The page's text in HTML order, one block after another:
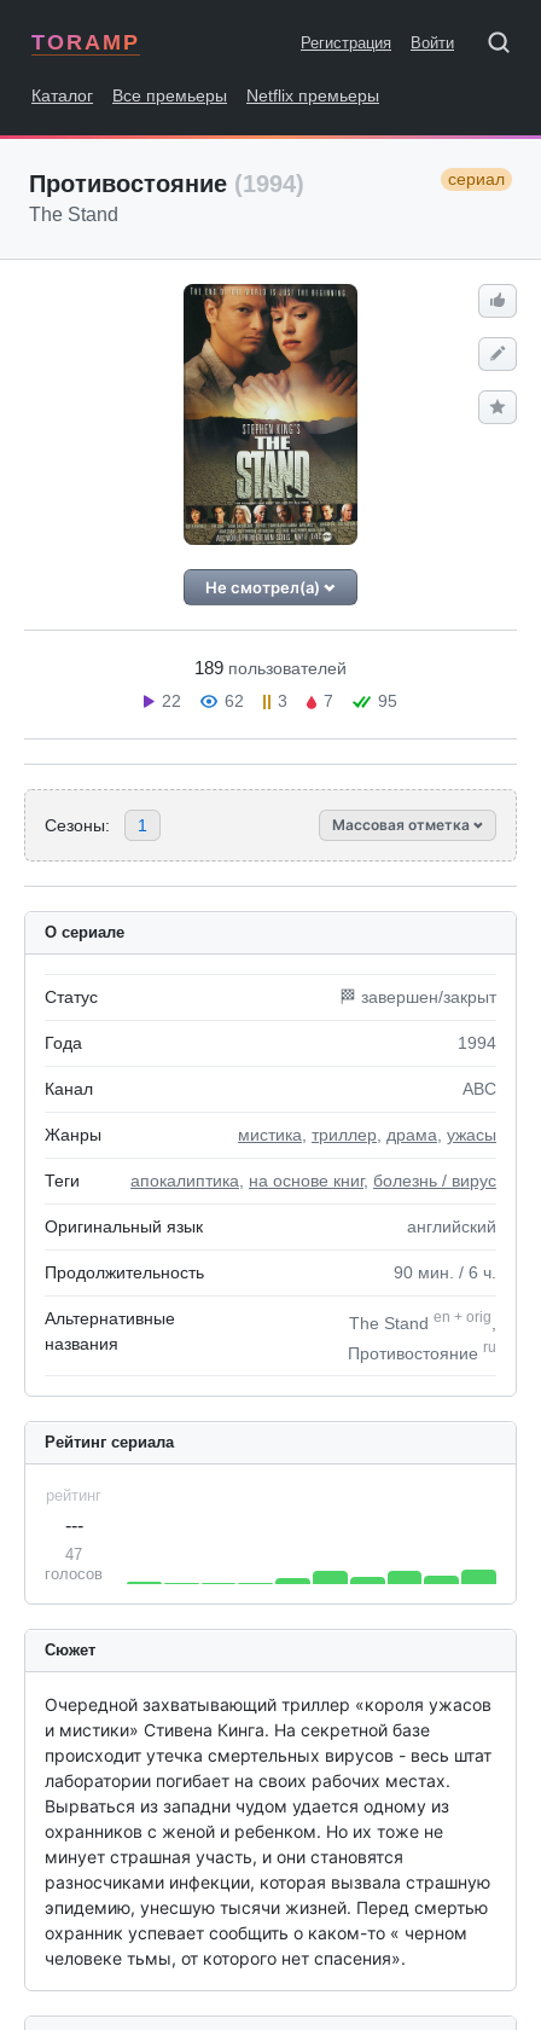
TORAMP Регистрация Войти
Каталог Все премьеры Netflix премьеры
Противостояние (1994) сериал
The Stand
Не смотрел(а)
189 пользователей
22
62 3 7 95
Сезоны: 1 Массовая отметка
О сериале
Статус 🏁 завершен/закрыт
Года 1994
Канал ABC
Жанры мистика триллер драма ужасы
Теги апокалиптика на основе книг, болезнь / вирус
Оригинальный язык английский
Продолжительность 90 мин. / 6 ч.
Альтернативные
названия
The Stand en + orig
Противостояние ru
Рейтинг сериала
рейтинг
---
47
голосов
Сюжет
Очередной захватывающий триллер «короля ужасов
и мистики» Стивена Кинга. На секретной базе
происходит утечка смертельных вирусов - весь штат
лаборатории погибает на своих рабочих местах.
Вырваться из западни чудом удается одному из
охранников с женой и ребенком. Но их тоже не
минует страшная участь, и они становятся
разносчиками инфекции, которая вызвала страшную
эпидемию, унесшую тысячи жизней. Перед смертью
охранник успевает сообщить о каком-то « черном
человеке тьмы, от которого нет спасения».